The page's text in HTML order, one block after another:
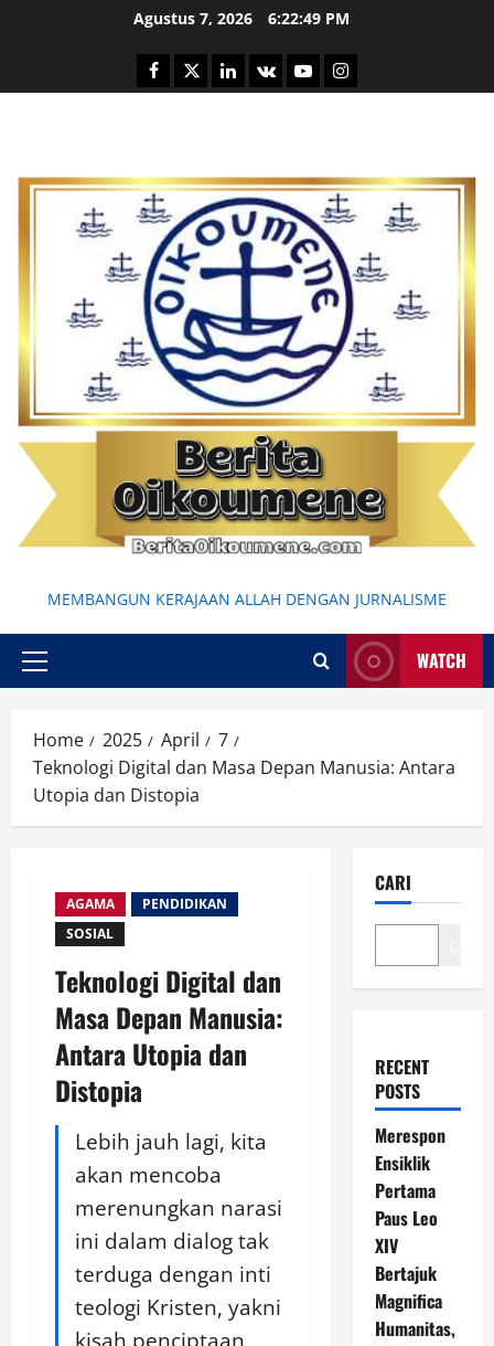
Agustus 7, 2026 6:22:50 PM
Facebook
TwitterLinkedin
VK YoutubeInstagram
MEMBANGUN KERAJAAN ALLAH DENGAN JURNALISME
Primary
WATCH
Home 2025 April
7
Teknologi Digital dan Masa Depan Manusia: Antara
Utopia dan Distopia
AGAMA
PENDIDIKAN
SOSIAL
Teknologi Digital dan
Masa Depan Manusia:
Antara Utopia dan
Distopia
Lebih jauh lagi, kita
akan mencoba
merenungkan narasi
ini dalam dialog tak
terduga dengan inti
teologi Kristen, yakni
kisah penciptaan
CARI
RECENT
POSTS
Merespon
Ensiklik
Pertama
Paus Leo
XIV
Bertajuk
Magnifica
Humanitas,